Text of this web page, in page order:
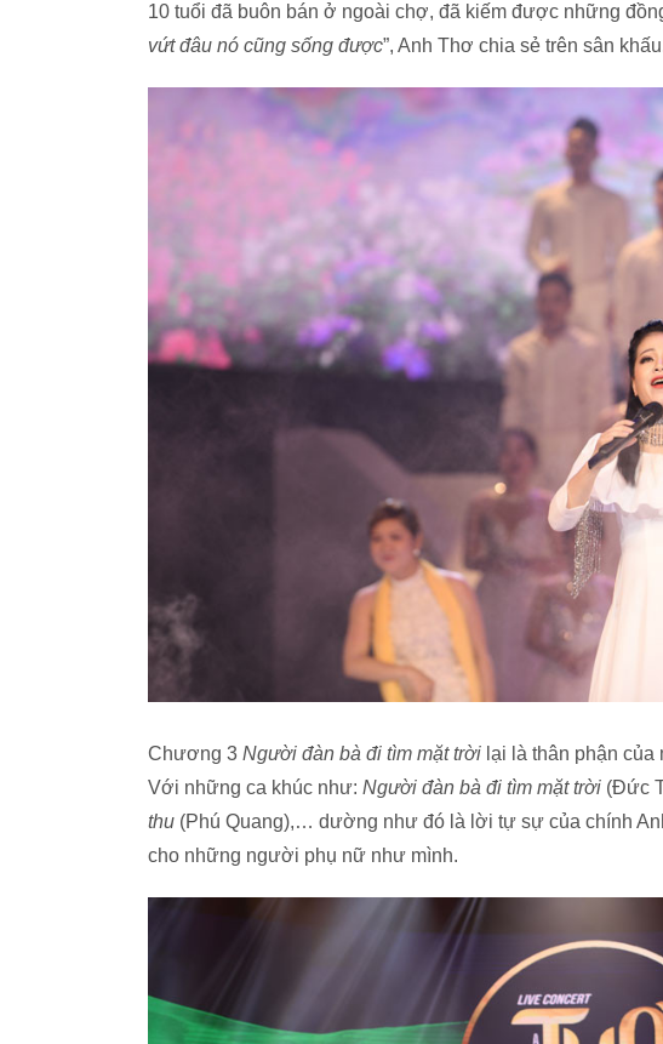
10 tuổi đã buôn bán ở ngoài chợ, đã kiếm được những
vứt đâu nó cũng sống được”, Anh Thơ chia sẻ trên sân
Chương 3 Người đàn bà đi tìm mặt trời lại là thân phận
Với những ca khúc như: Người đàn bà đi tìm mặt trời (Đức
thu (Phú Quang),… dường như đó là lời tự sự của chính
cho những người phụ nữ như mình.